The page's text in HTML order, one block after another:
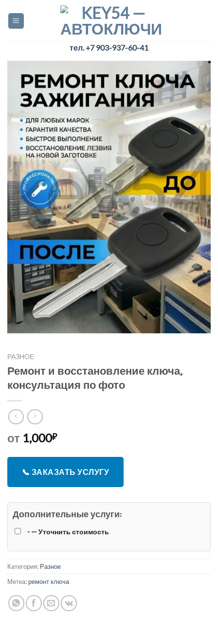
content
тел. +7 903-937-60-41
РАЗНОЕ
Ремонт и восстановление ключа,
консультация по фото
от 1,000₽
📞 ЗАКАЗАТЬ УСЛУГУ
Дополнительные услуги:
- — Уточнить стоимость
Категория: Разное
Метка:ремонт ключа